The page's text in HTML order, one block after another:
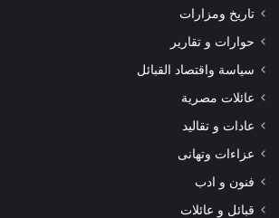
تاريخ ومزارات
حوارات و تقارير
سياسة واقتصاد القبائل
عائلات مصرية
عادات و تقاليد
عزاءات وتهانى
فنون و ادب
قبائل و عائلات